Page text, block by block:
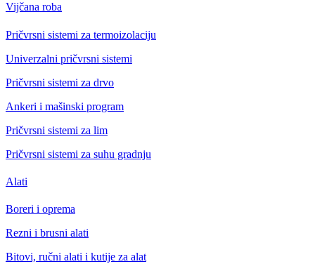
Vijčana roba
Pričvrsni sistemi za termoizolaciju
Univerzalni pričvrsni sistemi
Pričvrsni sistemi za drvo
Ankeri i mašinski program
Pričvrsni sistemi za lim
Pričvrsni sistemi za suhu gradnju
Alati
Boreri i oprema
Rezni i brusni alati
Bitovi, ručni alati i kutije za alat